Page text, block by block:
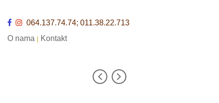
064.137.74.74; 011.38.22.713
O nama | Kontakt